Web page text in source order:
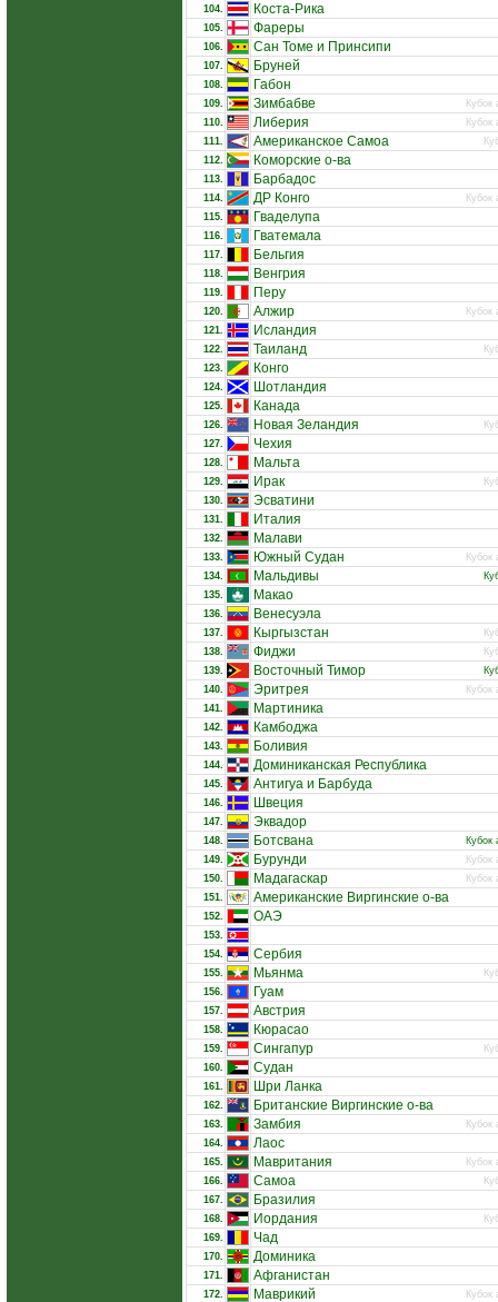
104. Коста-Рика
105. Фареры
106. Сан Томе и Принсипи
107. Бруней
108. Габон
109. Зимбабве
Кубок
110.
Либерия
Кубок
111.
Американское Самоа
112.
Коморские о-ва
113. Барбадос
114. ДР Конго
Кубок
115.
Гваделупа
116. Гватемала
117. Бельгия
118. Венгрия
119. Перу
120. Алжир
Кубок
121.
Исландия
122. Таиланд
123.
Конго
124. Шотландия
125. Канада
126. Новая Зеландия
127.
Чехия
128. Мальта
129. Ирак
130.
Эсватини
131. Италия
132. Малави
133. Южный Судан
Кубок
134.
Мальдивы
135.
Макао
136. Венесуэла
137. Кыргызстан
138.
Фиджи
139.
Восточный Тимор
140.
Эритрея
Кубок
141.
Мартиника
142. Камбоджа
143. Боливия
144. Доминиканская Республика
145. Антигуа и Барбуда
146. Швеция
147. Эквадор
148. Ботсвана
Кубок
149.
Бурунди
Кубок
150.
Мадагаскар
Кубок
151.
Американские Виргинские о-ва
152. ОАЭ
153.
154.
Сербия
155. Мьянма
156.
Гуам
157. Австрия
158. Кюрасао
159. Сингапур
160.
Судан
161. Шри Ланка
162. Британские Виргинские о-ва
163. Замбия
Кубок
164.
Лаос
165. Мавритания
Кубок
166.
Самоа
167.
Бразилия
168. Иордания
169.
Чад
170. Доминика
171. Афганистан
172. Маврикий Кубок